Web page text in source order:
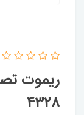
ریموت
4328